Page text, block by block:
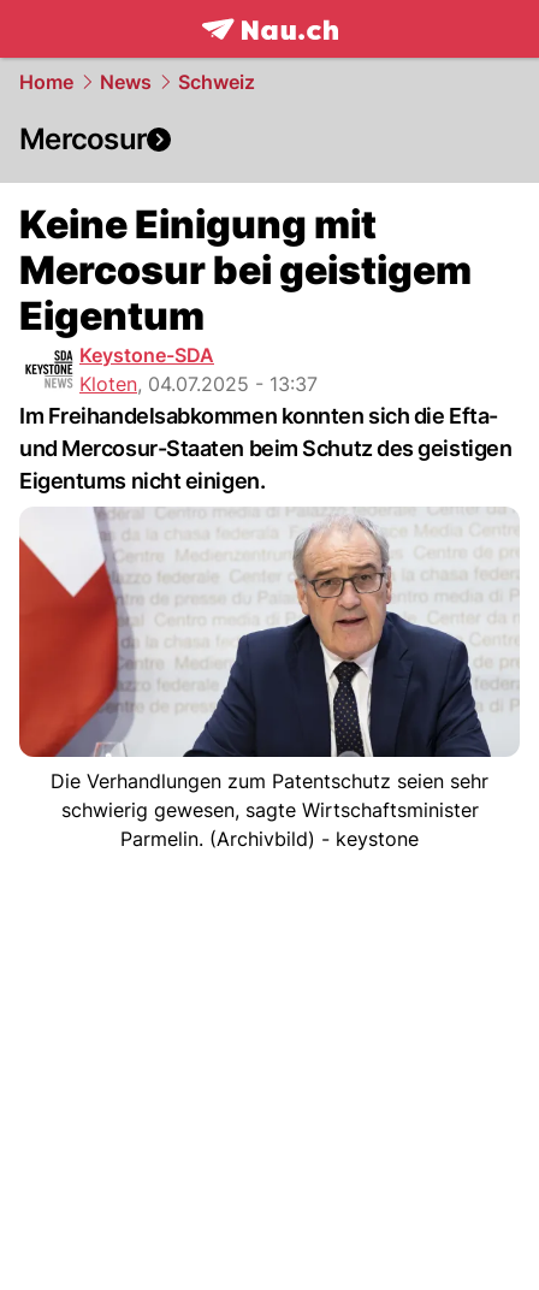
frontpage.NAU.ch
Home News Schweiz
Mercosur
Keine Einigung mit
Mercosur bei geistigem
Eigentum
Keystone-SDA
Kloten, 04.07.2025 - 13:37
Im Freihandelsabkommen konnten sich die Efta-
und Mercosur-Staaten beim Schutz des geistigen
Eigentums nicht einigen.
Die Verhandlungen zum Patentschutz seien sehr
schwierig gewesen, sagte Wirtschaftsminister
Parmelin. (Archivbild) - keystone